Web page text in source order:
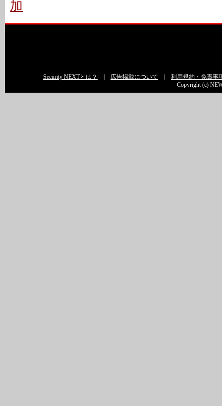
加
Security NEXTとは？ 広告掲載について
利用規約・免責事
Copyright (c)